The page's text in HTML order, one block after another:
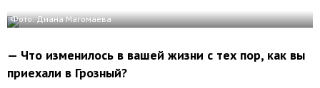
Фото: Диана Магомаева
— Что изменилось в вашей жизни с тех пор, как вы
приехали в Грозный?